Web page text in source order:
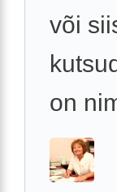
või
on